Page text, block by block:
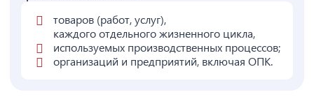
товаров (работ, услуг),
каждого отдельного жизненного цикла,
используемых производственных процессов;
организаций и предприятий, включая ОПК.